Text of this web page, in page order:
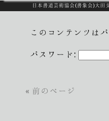
日本書道芸術協会(書象会)大田
このコンテンツは
パスワード:
« 前のページ